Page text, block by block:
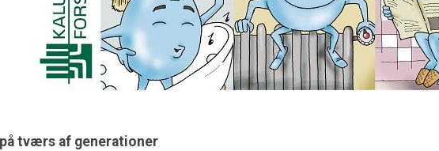
på tværs af generationer